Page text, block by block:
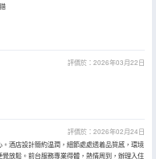
評價於：2026年03月22日
評價於：2026年02月24日
酒店設計簡約温潤，細節處處透着品質感，環境
放鬆。前台服務專業得體，熱情周到，辦理入住